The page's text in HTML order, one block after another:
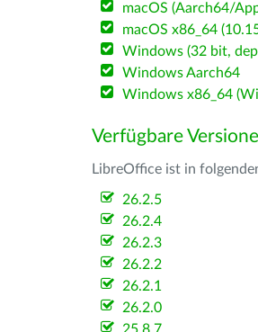
macOS (Aarch64/
macOS x86_64
Windows (32 bit,
Windows Aarch64
Windows x86_64
Verfügbare
LibreOffice ist in
26.2.5
26.2.4
26.2.3
26.2.2
26.2.1
26.2.0